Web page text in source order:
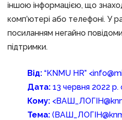
іншою інформацією, що
комп’ютері або телефоні. У
посиланням негайно
підтримки.
Від: “KNMU HR”
Дата: 13 червня 2022 р.
Кому:
Тема: